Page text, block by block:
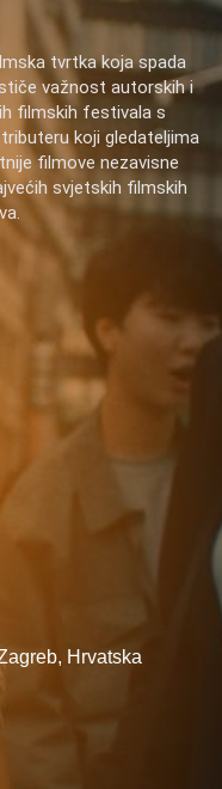
tvrtka koja spada
važnost autorskih i
filmskih festivala s
koji gledateljima
filmove nezavisne
svjetskih filmskih
Hrvatska